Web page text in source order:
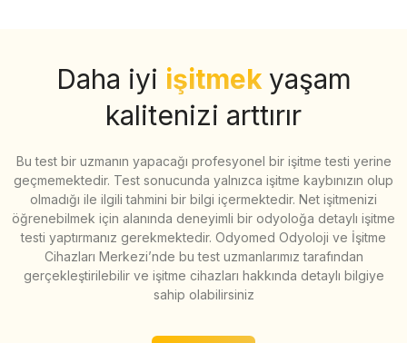
Daha iyi işitmek yaşam
kalitenizi arttırır
Bu test bir uzmanın yapacağı profesyonel bir işitme testi yerine
geçmemektedir. Test sonucunda yalnızca işitme kaybınızın olup
olmadığı ile ilgili tahmini bir bilgi içermektedir. Net işitmenizi
öğrenebilmek için alanında deneyimli bir odyoloğa detaylı işitme
testi yaptırmanız gerekmektedir. Odyomed Odyoloji ve İşitme
Cihazları Merkezi’nde bu test uzmanlarımız tarafından
gerçekleştirilebilir ve işitme cihazları hakkında detaylı bilgiye
sahip olabilirsiniz